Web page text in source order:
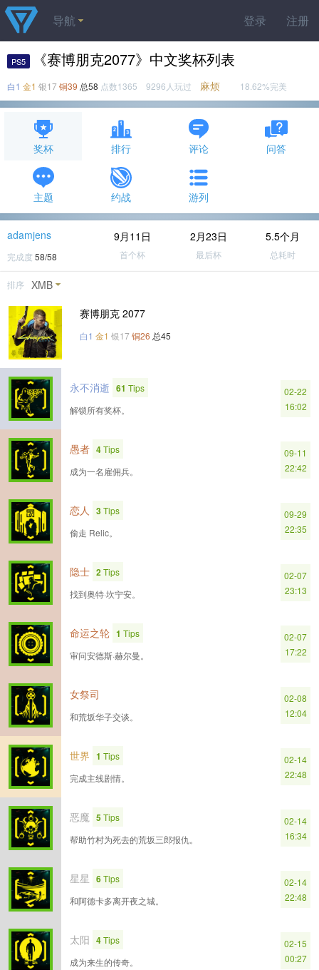
登录 注册
导航
PS5 《赛博朋克2077》中文奖杯列表
白1 金1 银17 铜39 总58 点数1365 9296人玩过 麻烦 18.62%完美
奖杯 排行 评论 问答
主题 约战 游列
adamjens
完成度 58/58
9月11日
首个杯
2月23日
最后杯
5.5个月
总耗时
排序 XMB
赛博朋克 2077
白1 金1 银17 铜26 总45
永不消逝 61 Tips
解锁所有奖杯。
02-22
16:02
愚者 4Tips
成为一名雇佣兵。
09-11
22:42
恋人 3Tips
偷走 Relic。
09-29
22:35
隐士 2Tips
找到奥特·坎宁安。
02-07
23:13
命运之轮 1 Tips
审问安德斯·赫尔曼。
02-07
17:22
女祭司
和荒坂华子交谈。
02-08
12:04
世界 1 Tips
完成主线剧情。
02-14
22:48
恶魔 5Tips
帮助竹村为死去的荒坂三郎报仇。
02-14
16:34
星星 6Tips
和阿德卡多离开夜之城。
02-14
22:48
太阳 4Tips
成为来生的传奇。
02-15
00:27